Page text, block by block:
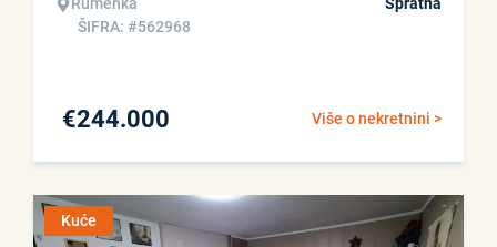
ŠIFRA: #562968
Više o nekretnini >
€244.000
Kuće